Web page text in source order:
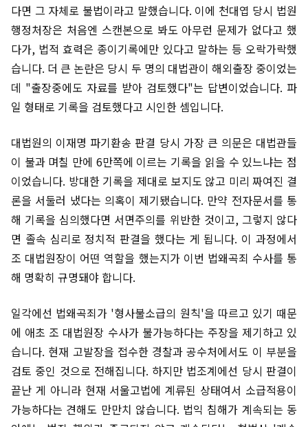
다면 그 자체로 불법이라고 말했습니다. 이에 천대엽 당시 법원
행정처장은 처음엔 스캔본으로 봐도 아무런 문제가 없다고 했
다가, 법적 효력은 종이기록에만 있다고 말하는 등 오락가락했
습니다. 더 큰 논란은 당시 두 명의 대법관이 해외출장 중이었는
데 "출장중에도 자료를 받아 검토했다"는 답변이었습니다. 파
일 형태로 기록을 검토했다고 시인한 셈입니다.
대법원의 이재명 파기환송 판결 당시 가장 큰 의문은 대법관들
이 불과 며칠 만에 6만쪽에 이르는 기록을 읽을 수 있느냐는 점
이었습니다. 방대한 기록을 제대로 보지도 않고 미리 짜여진 결
론을 서둘러 냈다는 의혹이 제기됐습니다. 만약 전자문서를 통
해 기록을 심의했다면 서면주의를 위반한 것이고, 그렇지 않다
면 졸속 심리로 정치적 판결을 했다는 게 됩니다. 이 과정에서
조 대법원장이 어떤 역할을 했는지가 이번 법왜곡죄 수사를 통
해 명확히 규명돼야 합니다.
일각에선 법왜곡죄가 '형사불소급의 원칙'을 따르고 있기 때문
에 애초 조 대법원장 수사가 불가능하다는 주장을 제기하고 있
습니다. 현재 고발장을 접수한 경찰과 공수처에서도 이 부분을
검토 중인 것으로 전해집니다. 하지만 법조계에선 당시 판결이
끝난 게 아니라 현재 서울고법에 계류된 상태여서 소급적용이
가능하다는 견해도 만만치 않습니다. 법익 침해가 계속되는 동